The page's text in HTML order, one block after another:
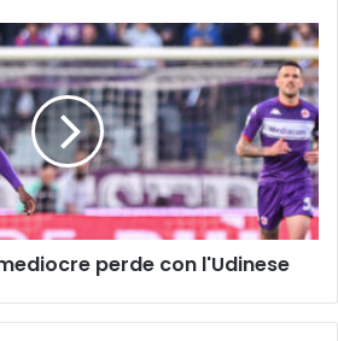
perde con l'Udinese